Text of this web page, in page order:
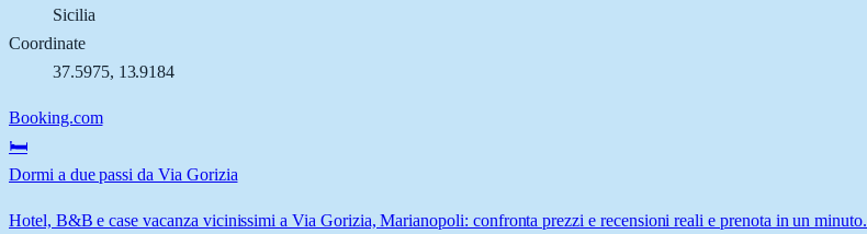
Sicilia
Coordinate
37.5975, 13.9184
Booking.com
🛏️
Dormi a due passi da Via Gorizia
Hotel, B&B e case vacanza vicinissimi a Via Gorizia, Marianopoli: confronta prezzi e recensioni reali e prenota in un minuto.